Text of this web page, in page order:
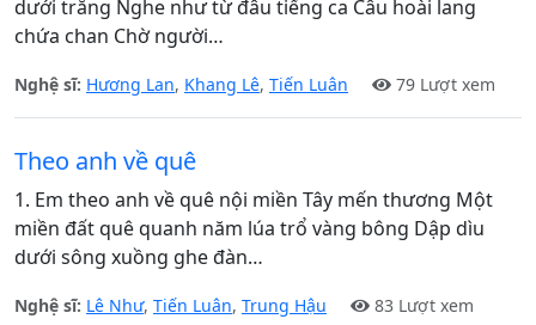
dưới trăng Nghe như từ đâu tiếng ca Câu hoài lang
chứa chan Chờ người…
Nghệ sĩ: Hương Lan, Khang Lê, Tiến Luân 79 Lượt xem
Theo anh về quê
1. Em theo anh về quê nội miền Tây mến thương Một
miền đất quê quanh năm lúa trổ vàng bông Dập dìu
dưới sông xuồng ghe đàn…
Nghệ sĩ: Lê Như, Tiến Luân, Trung Hậu 83 Lượt xem